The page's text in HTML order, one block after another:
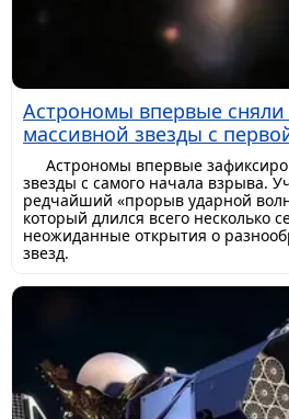
Астрономы впервые сняли
массивной звезды с
Астрономы впервые
звезды с самого начала взрыва.
редчайший «прорыв ударной
который длился всего несколько
неожиданные открытия о
звезд.